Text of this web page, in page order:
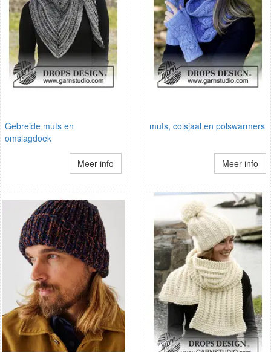
Gebreide muts en
omslagdoek
Meer info
muts, colsjaal en polswarmers
Meer info